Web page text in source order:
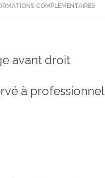
COMPLÉMENTAIRES
avant droit
à professionnel